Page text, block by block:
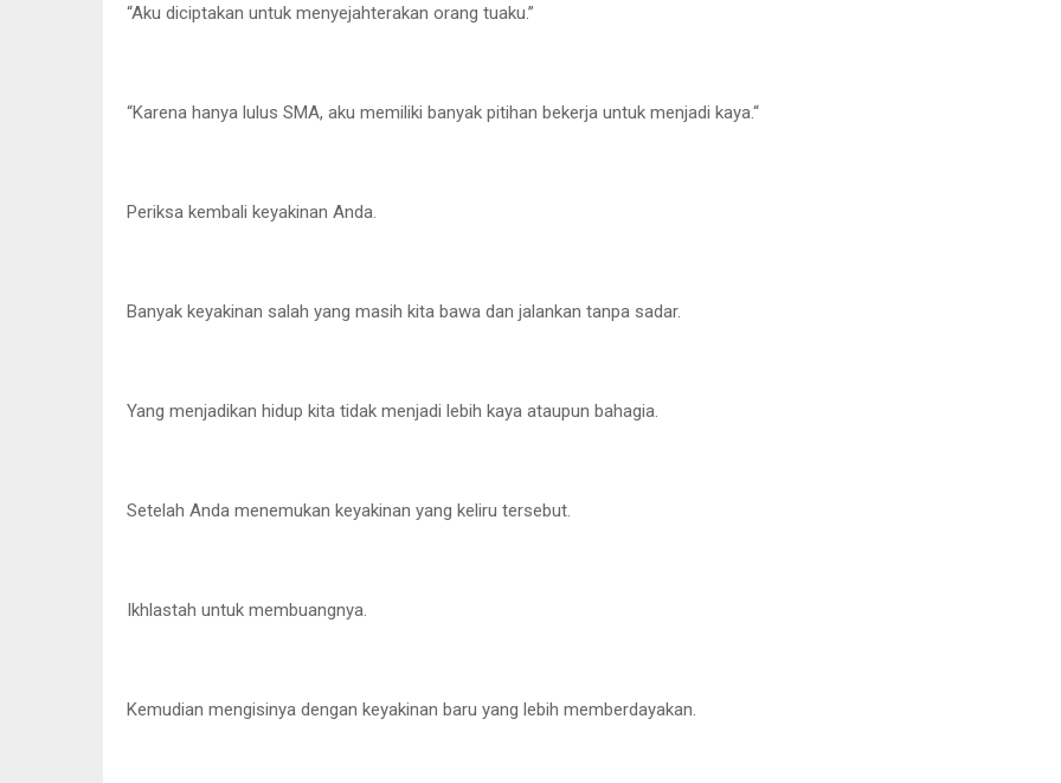
“Aku diciptakan untuk menyejahterakan orang tuaku.”
“Karena hanya lulus SMA, aku memiliki banyak pitihan bekerja untuk menjadi kaya.“
Periksa kembali keyakinan Anda.
Banyak keyakinan salah yang masih kita bawa dan jalankan tanpa sadar.
Yang menjadikan hidup kita tidak menjadi lebih kaya ataupun bahagia.
Setelah Anda menemukan keyakinan yang keliru tersebut.
Ikhlastah untuk membuangnya.
Kemudian mengisinya dengan keyakinan baru yang lebih memberdayakan.